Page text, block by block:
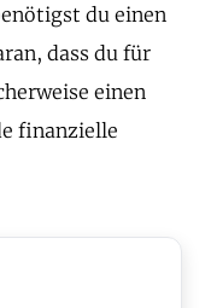
du einen
dass du für
einen
finanzielle